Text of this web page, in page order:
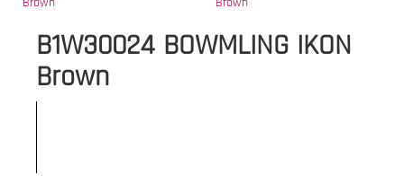
B1W30024 BOWMLING IKON
Brown